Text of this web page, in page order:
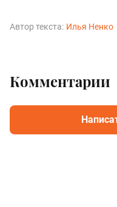
Автор текста: Илья Ненко
Комментарии